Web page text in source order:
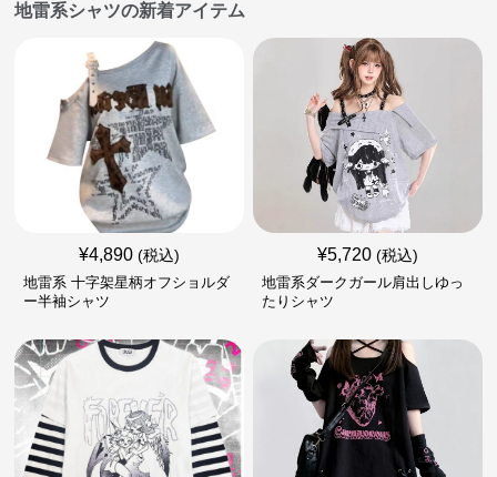
地雷系シャツの新着アイテム
¥4,890 (税込)
地雷系 十字架星柄オフショルダ
ー半袖シャツ
¥5,720 (税込)
地雷系ダークガール肩出しゆっ
たりシャツ